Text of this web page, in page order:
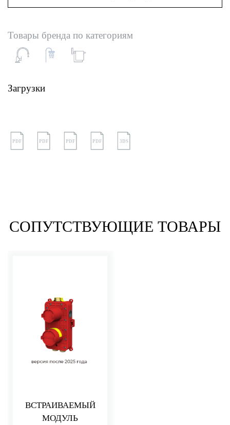
Товары бренда по категориям
Загрузки
PDF PDF PDF PDF 3DS
СОПУТСТВУЮЩИЕ ТОВАРЫ
ВСТРАИВАЕМЫЙ
МОДУЛЬ